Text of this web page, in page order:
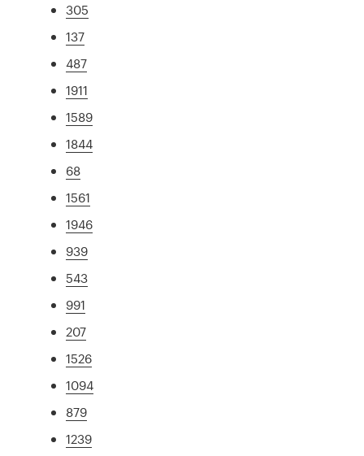
305
137
487
1911
1589
1844
68
1561
1946
939
543
991
207
1526
1094
879
1239